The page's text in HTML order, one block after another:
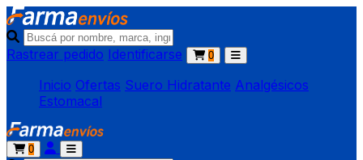
Rastrear pedido Identificarse 0
Inicio Ofertas Suero Hidratante Analgésicos
Estomacal
0